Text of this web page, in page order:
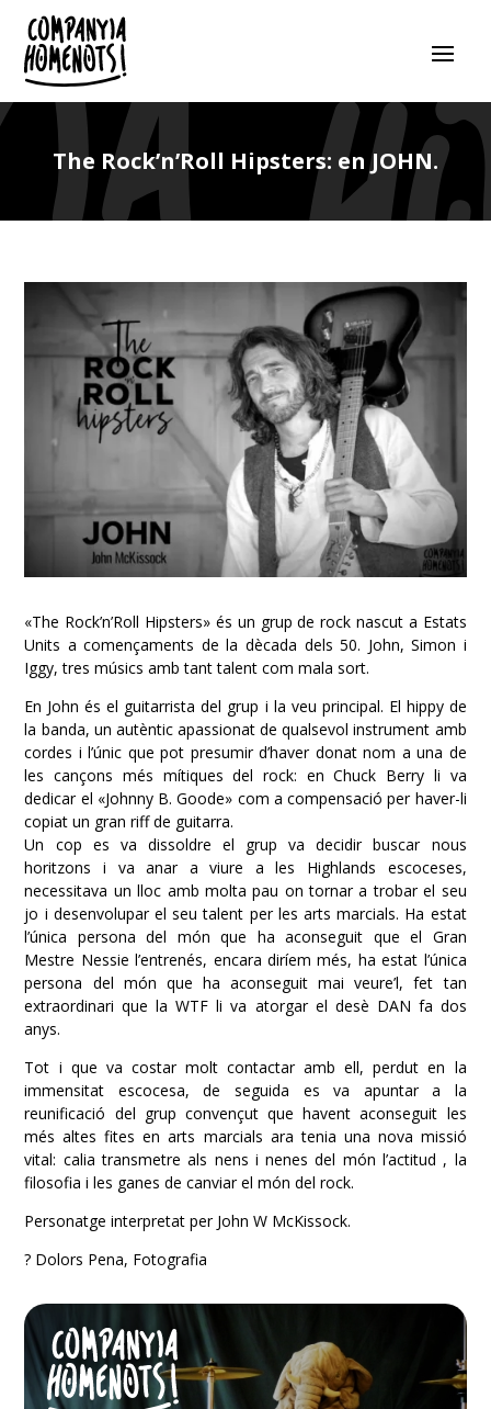
The Rock’n’Roll Hipsters: en JOHN.
«The Rock’n’Roll Hipsters» és un grup de rock nascut a Estats
Units a començaments de la dècada dels 50. John, Simon i
Iggy, tres músics amb tant talent com mala sort.
En John és el guitarrista del grup i la veu principal. El hippy de
la banda, un autèntic apassionat de qualsevol instrument amb
cordes i l’únic que pot presumir d’haver donat nom a una de
les cançons més mítiques del rock: en Chuck Berry li va
dedicar el «Johnny B. Goode» com a compensació per haver-li
copiat un gran riff de guitarra.
Un cop es va dissoldre el grup va decidir buscar nous
horitzons i va anar a viure a les Highlands escoceses,
necessitava un lloc amb molta pau on tornar a trobar el seu
jo i desenvolupar el seu talent per les arts marcials. Ha estat
l’única persona del món que ha aconseguit que el Gran
Mestre Nessie l’entrenés, encara diríem més, ha estat l’única
persona del món que ha aconseguit mai veure’l, fet tan
extraordinari que la WTF li va atorgar el desè DAN fa dos
anys.
Tot i que va costar molt contactar amb ell, perdut en la
immensitat escocesa, de seguida es va apuntar a la
reunificació del grup convençut que havent aconseguit les
més altes fites en arts marcials ara tenia una nova missió
vital: calia transmetre als nens i nenes del món l’actitud , la
filosofia i les ganes de canviar el món del rock.
Personatge interpretat per John W McKissock.
? Dolors Pena, Fotografia